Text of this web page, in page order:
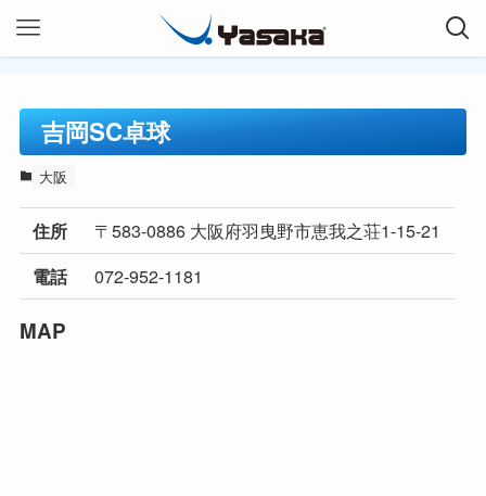
吉岡SC卓球
大阪
住所 〒583-0886 大阪府羽曳野市恵我之荘1-15-21
電話 072-952-1181
MAP